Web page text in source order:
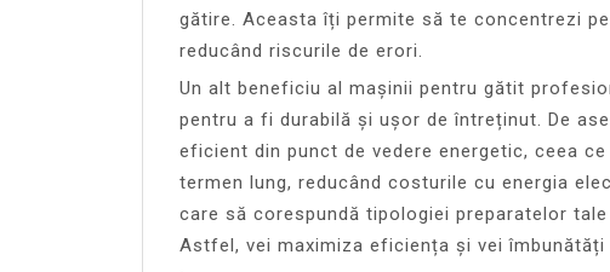
gătire. Aceasta îți permite să te concentrezi
reducând riscurile de erori.
Un alt beneficiu al mașinii pentru gătit
pentru a fi durabilă și ușor de întreținut. De
eficient din punct de vedere energetic, ceea
termen lung, reducând costurile cu energia
care să corespundă tipologiei preparatelor
Astfel, vei maximiza eficiența și vei